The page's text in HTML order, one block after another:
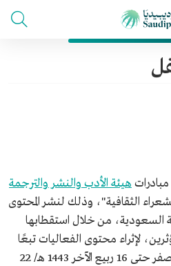
هيئة الأدب والنشر والترجمة
الثقافية"، وذلك لنشر المحتوى
السعودية، من خلال استقطابها
لإثراء محتوى الفعاليات تبعًا
لتخصصاتهم، أطلقت من 14 صفر حتى 16 ربيع الآخر 1443 هـ/ 22